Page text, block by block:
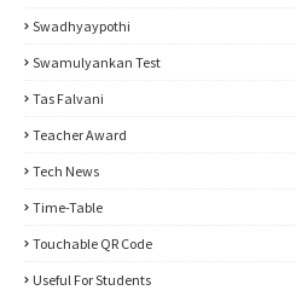
Swadhyaypothi
Swamulyankan Test
Tas Falvani
Teacher Award
Tech News
Time-Table
Touchable QR Code
Useful For Students